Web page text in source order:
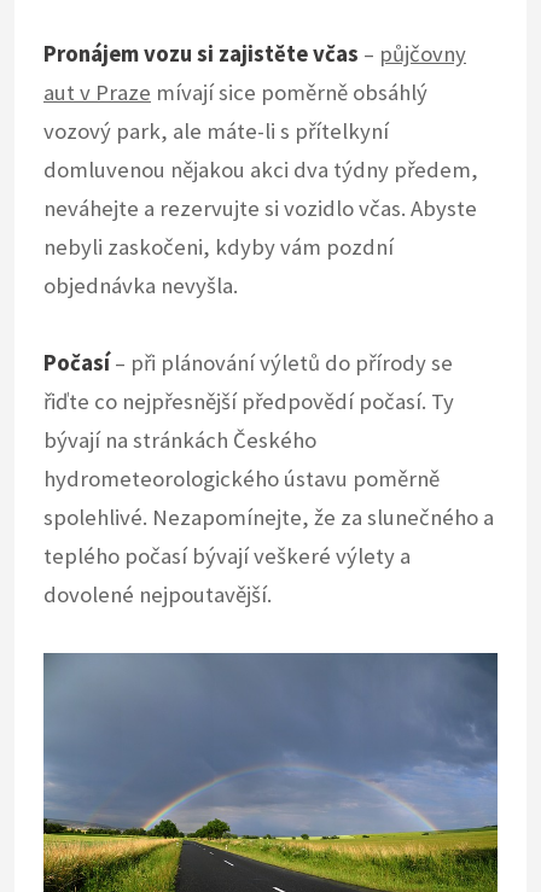
Pronájem vozu si zajistěte včas – půjčovny
aut v Praze mívají sice poměrně obsáhlý
vozový park, ale máte-li s přítelkyní
domluvenou nějakou akci dva týdny předem,
neváhejte a rezervujte si vozidlo včas. Abyste
nebyli zaskočeni, kdyby vám pozdní
objednávka nevyšla.
Počasí– při plánování výletů do přírody se
řiďte co nejpřesnější předpovědí počasí. Ty
bývají na stránkách Českého
hydrometeorologického ústavu poměrně
spolehlivé. Nezapomínejte, že za slunečného a
teplého počasí bývají veškeré výlety a
dovolené nejpoutavější.